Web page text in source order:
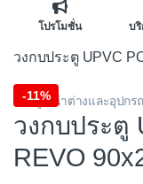
โปรโมชั่น บริ
วงกบประตู UPVC
-11%
ประตู หน้าต่างและอุปกร
วงกบประตู
REVO